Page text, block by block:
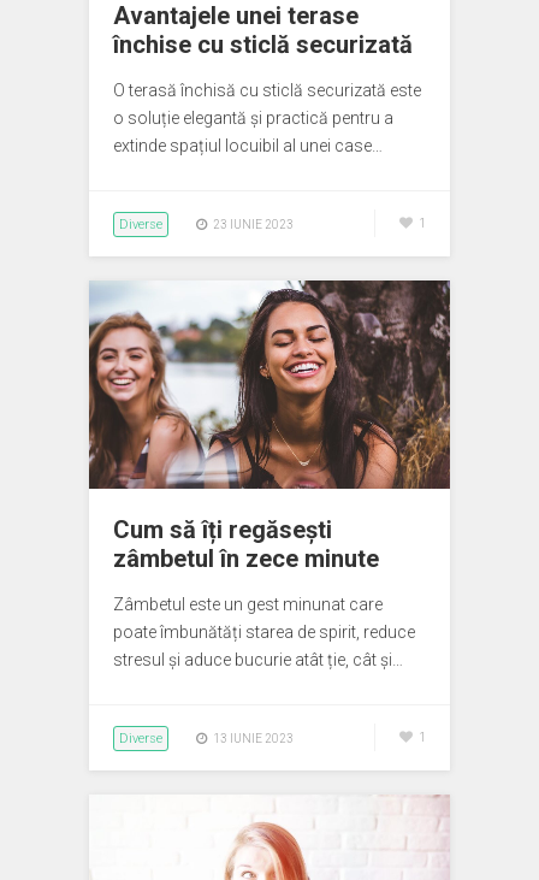
Avantajele unei terase
închise cu sticlă securizată
O terasă închisă cu sticlă securizată este
o soluție elegantă și practică pentru a
extinde spațiul locuibil al unei case…
Diverse 23 IUNIE 2023 1
Cum să îți regăsești
zâmbetul în zece minute
Zâmbetul este un gest minunat care
poate îmbunătăți starea de spirit, reduce
stresul și aduce bucurie atât ție, cât și…
Diverse 13 IUNIE 2023 1